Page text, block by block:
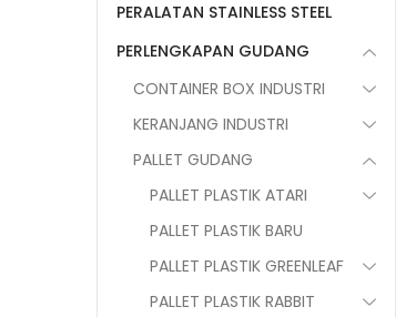
PERALATAN STAINLESS STEEL
PERLENGKAPAN GUDANG
CONTAINER BOX INDUSTRI
KERANJANG INDUSTRI
PALLET GUDANG
PALLET PLASTIK ATARI
PALLET PLASTIK BARU
PALLET PLASTIK GREENLEAF
PALLET PLASTIK RABBIT